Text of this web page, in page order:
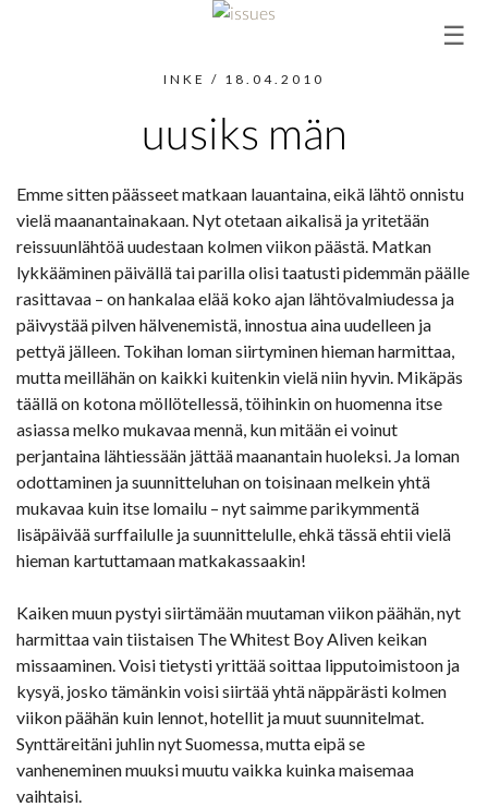
☰
INKE / 18.04.2010
uusiks män
Emme sitten päässeet matkaan lauantaina, eikä lähtö onnistu
vielä maanantainakaan. Nyt otetaan aikalisä ja yritetään
reissuunlähtöä uudestaan kolmen viikon päästä. Matkan
lykkääminen päivällä tai parilla olisi taatusti pidemmän päälle
rasittavaa – on hankalaa elää koko ajan lähtövalmiudessa ja
päivystää pilven hälvenemistä, innostua aina uudelleen ja
pettyä jälleen. Tokihan loman siirtyminen hieman harmittaa,
mutta meillähän on kaikki kuitenkin vielä niin hyvin. Mikäpäs
täällä on kotona möllötellessä, töihinkin on huomenna itse
asiassa melko mukavaa mennä, kun mitään ei voinut
perjantaina lähtiessään jättää maanantain huoleksi. Ja loman
odottaminen ja suunnitteluhan on toisinaan melkein yhtä
mukavaa kuin itse lomailu – nyt saimme parikymmentä
lisäpäivää surffailulle ja suunnittelulle, ehkä tässä ehtii vielä
hieman kartuttamaan matkakassaakin!
Kaiken muun pystyi siirtämään muutaman viikon päähän, nyt
harmittaa vain tiistaisen The Whitest Boy Aliven keikan
missaaminen. Voisi tietysti yrittää soittaa lipputoimistoon ja
kysyä, josko tämänkin voisi siirtää yhtä näppärästi kolmen
viikon päähän kuin lennot, hotellit ja muut suunnitelmat.
Synttäreitäni juhlin nyt Suomessa, mutta eipä se
vanheneminen muuksi muutu vaikka kuinka maisemaa
vaihtaisi.